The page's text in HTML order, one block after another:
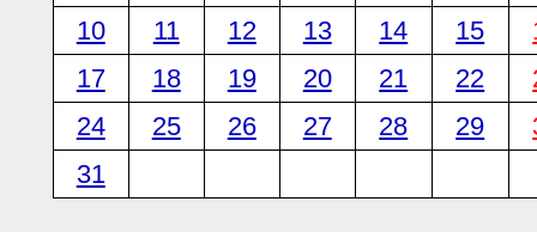
10
11 12 13 14 15
17
18 19 20 21 22
24
25 26 27 28 29
31